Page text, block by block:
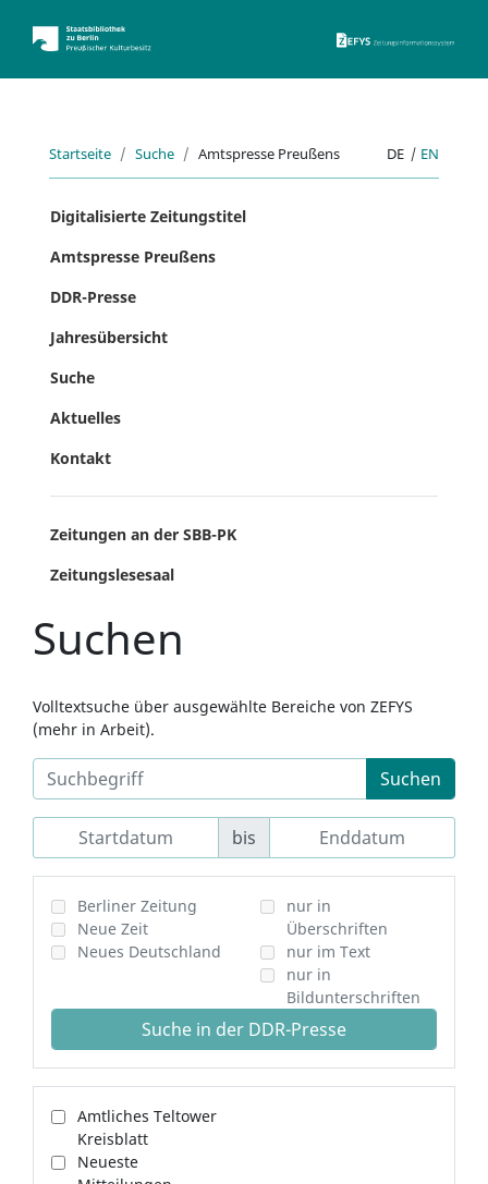
Startseite Suche Amtspresse Preußens DE | EN
Digitalisierte Zeitungstitel
Amtspresse Preußens
DDR-Presse
Jahresübersicht
Suche
Aktuelles
Kontakt
Zeitungen an der SBB-PK
Zeitungslesesaal
Suchen
Volltextsuche über ausgewählte Bereiche von ZEFYS
(mehr in Arbeit).
Suchen
bis
Berliner Zeitung
Neue Zeit
Neues Deutschland
nur in
Überschriften
nur im Text
nur in
Bildunterschriften
Suche in der DDR-Presse
Amtliches Teltower
Kreisblatt
Neueste